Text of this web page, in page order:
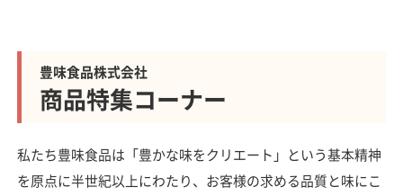
豊味食品株式会社
商品特集コーナー
私たち豊味食品は「豊かな味をクリエート」という基本精神
を原点に半世紀以上にわたり、お客様の求める品質と味にこ